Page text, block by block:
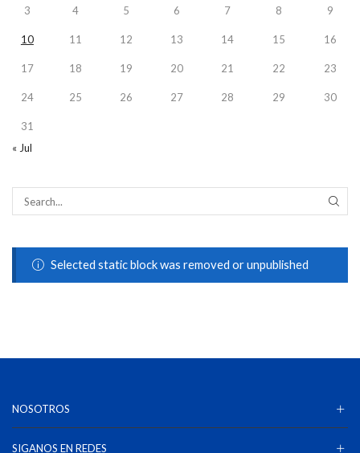
3 4 5 6 7 8 9
10 11 12 13 14 15 16
17 18 19 20 21 22 23
24 25 26 27 28 29 30
31
« Jul
Selected static block was removed or unpublished
NOSOTROS
SIGANOS EN REDES